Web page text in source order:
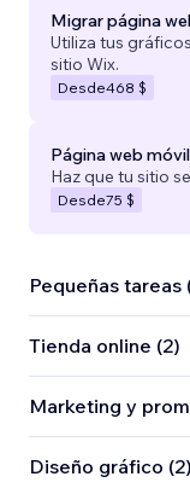
Migrar página
Utiliza tus
sitio Wix.
Desde468 $
Página web móvil
Haz que tu sitio
Desde75 $
Pequeñas tareas
Tienda online (2)
Marketing y
Diseño gráfico (2)